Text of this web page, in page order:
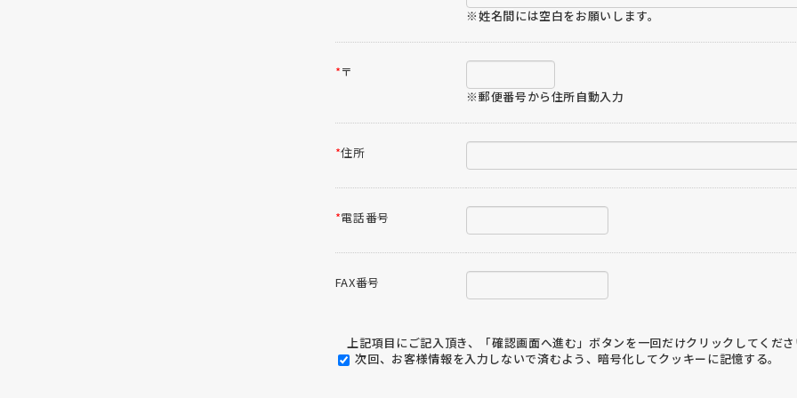
※姓名間には空白をお願いします。
*〒
※郵便番号から住所自動入力
*住所
*電話番号
FAX番号
上記項目にご記入頂き、「確認画面へ進む」ボタンを一回だけクリックしてくだ
次回、お客様情報を入力しないで済むよう、暗号化してクッキーに記憶する。